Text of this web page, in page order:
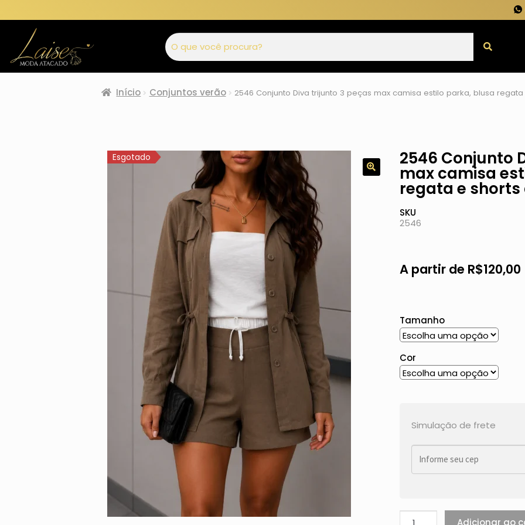
Início Conjuntos verão 2546 Conjunto Diva trijunto 3 peças max camisa estilo parka, blusa
Esgotado 2546 Conjunto
max camisa
regata e
SKU
2546
A partir de R$120,00
Tamanho
Cor
Simulação de frete
Adicionar ao